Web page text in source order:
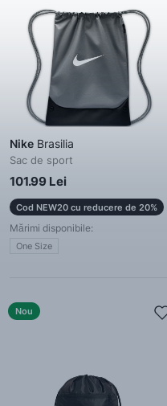
Nike Brasilia
Sac de sport
101.99 Lei
Cod NEW20 cu reducere de 20%
Mărimi disponibile:
One Size
Nou